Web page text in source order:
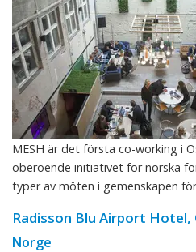
MESH är det första co-working i
oberoende initiativet för norska
typer av möten i gemenskapen för
Radisson Blu Airport Hotel,
Norge